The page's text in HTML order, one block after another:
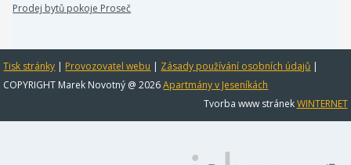
Prodej bytů pokoje Proseč
Tisk stránky | Provozovatel webu | Zásady používání osobních údajů |
COPYRIGHT Marek Novotný @ 2026Apartmány v Jeseníkách
Tvorba www stránekWINTERNET